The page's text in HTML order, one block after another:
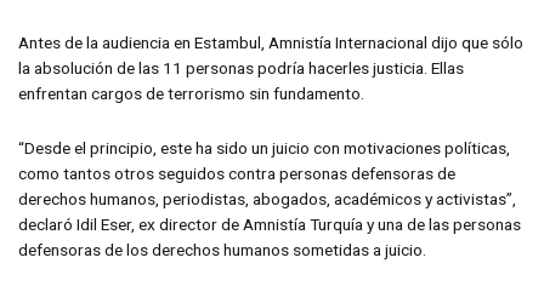
Antes de la audiencia en Estambul, Amnistía Internacional dijo que sólo
la absolución de las 11 personas podría hacerles justicia. Ellas
enfrentan cargos de terrorismo sin fundamento.
“Desde el principio, este ha sido un juicio con motivaciones políticas,
como tantos otros seguidos contra personas defensoras de
derechos humanos, periodistas, abogados, académicos y activistas”,
declaró Idil Eser, ex director de Amnistía Turquía y una de las personas
defensoras de los derechos humanos sometidas a juicio.